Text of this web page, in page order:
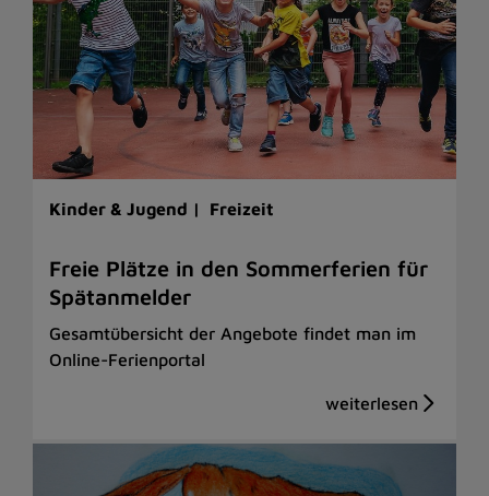
Kinder & Jugend | Freizeit
Freie Plätze in den Sommerferien für
Spätanmelder
Gesamtübersicht der Angebote findet man im
Online-Ferienportal